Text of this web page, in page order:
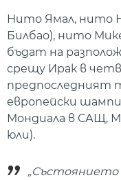
Нито Ямал, нито
Билбао), нито
бъдат на
срещу Ирак в
предпоследният
европейски
Мондиала в САЩ,
юли).
„Състоянието